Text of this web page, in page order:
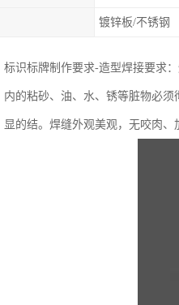
镀锌板/不锈钢
标识标牌制作要求-造型焊接要求
内的粘砂、油、水、锈等脏物必
显的结。焊缝外观美观，无咬肉、